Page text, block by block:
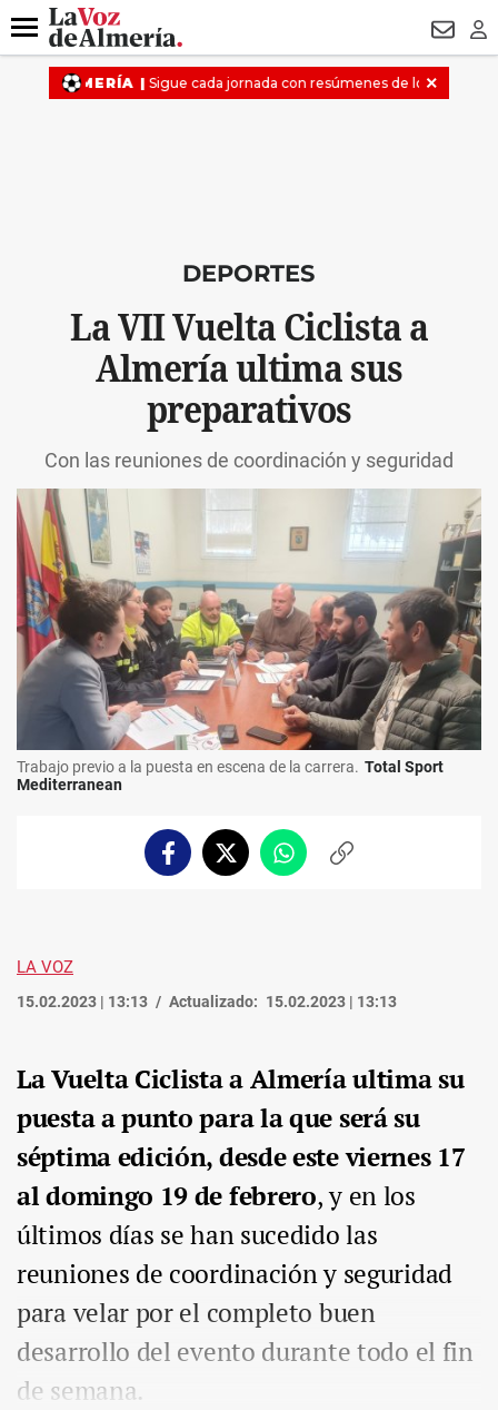
DESTACADO
Menú
DEPORTES
La VII Vuelta Ciclista a
Almería ultima sus
preparativos
Con las reuniones de coordinación y seguridad
Trabajo previo a la puesta en escena de la carrera. Total Sport
Mediterranean
FacebookTwitterWhatsappCopiar
LA VOZ
15.02.2023 | 13:13 Actualizado: 15.02.2023 | 13:13
La Vuelta Ciclista a Almería ultima su
puesta a punto para la que será su
séptima edición, desde este viernes 17
al domingo 19 de febrero, y en los
últimos días se han sucedido las
reuniones de coordinación y seguridad
para velar por el completo buen
desarrollo del evento durante todo el fin
de semana.